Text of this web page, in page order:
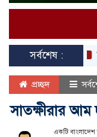
সর্বশেষ :
প্রচ্ছদ
সাতক্ষীরার আম
একটি